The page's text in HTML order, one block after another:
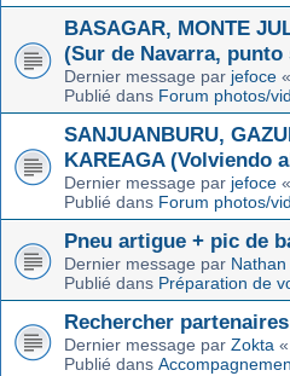
BASAGAR, MONTE
(Sur de Navarra, punto
Dernier message par jefoce «
Publié dans Forum photos/
SANJUANBURU,
KAREAGA (Volviendo
Dernier message par jefoce «
Publié dans Forum photos/
Pneu artigue + pic de
Dernier message par Nathan
Publié dans Préparation de
Rechercher
Dernier message par Zokta «
Publié dans